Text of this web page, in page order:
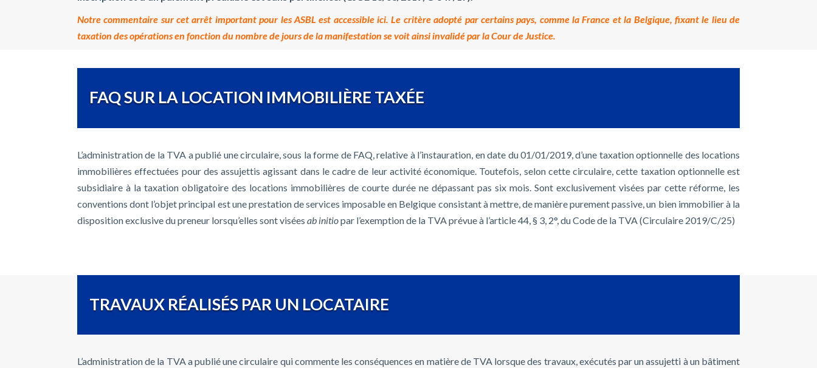
Notre commentaire sur cet arrêt important pour les ASBL est accessible ici. Le critère adopté par certains pays, comme la France et la Belgique, fixant le lieu de
taxation des opérations en fonction du nombre de jours de la manifestation se voit ainsi invalidé par la Cour de Justice.
FAQ SUR LA LOCATION IMMOBILIÈRE TAXÉE
L’administration de la TVA a publié une circulaire, sous la forme de FAQ, relative à l’instauration, en date du 01/01/2019, d’une taxation optionnelle des locations
immobilières effectuées pour des assujettis agissant dans le cadre de leur activité économique. Toutefois, selon cette circulaire, cette taxation optionnelle est
subsidiaire à la taxation obligatoire des locations immobilières de courte durée ne dépassant pas six mois. Sont exclusivement visées par cette réforme, les
conventions dont l’objet principal est une prestation de services imposable en Belgique consistant à mettre, de manière purement passive, un bien immobilier à la
disposition exclusive du preneur lorsqu’elles sont visées ab initiopar l’exemption de la TVA prévue à l’article 44, § 3, 2°, du Code de la TVA (Circulaire 2019/C/25)
TRAVAUX RÉALISÉS PAR UN LOCATAIRE
L’administration de la TVA a publié une circulaire qui commente les conséquences en matière de TVA lorsque des travaux, exécutés par un assujetti à un bâtiment